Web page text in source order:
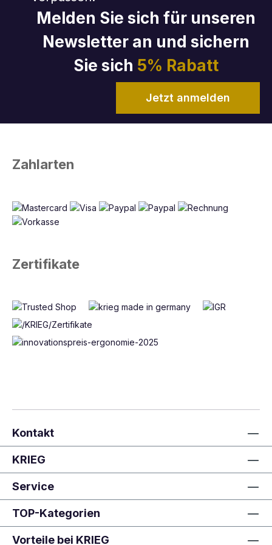
Melden Sie sich für unseren
Newsletter an und sichern
Sie sich 5% Rabatt
Jetzt anmelden
Zahlarten
Zertifikate
Kontakt
KRIEG
Service
TOP-Kategorien
Vorteile bei KRIEG